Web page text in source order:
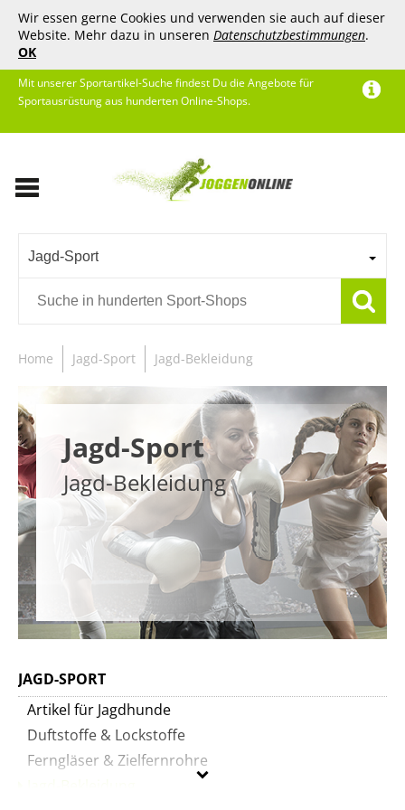
Wir essen gerne Cookies und verwenden sie auch auf dieser
Website. Mehr dazu in unseren Datenschutzbestimmungen.
OK
Mit unserer Sportartikel-Suche findest Du die Angebote für
Sportausrüstung aus hunderten Online-Shops.
Jagd-Sport
Home Jagd-Sport Jagd-Bekleidung
Jagd-Sport
Jagd-Bekleidung
JAGD-SPORT
Artikel für Jagdhunde
Duftstoffe & Lockstoffe
Ferngläser & Zielfernrohre